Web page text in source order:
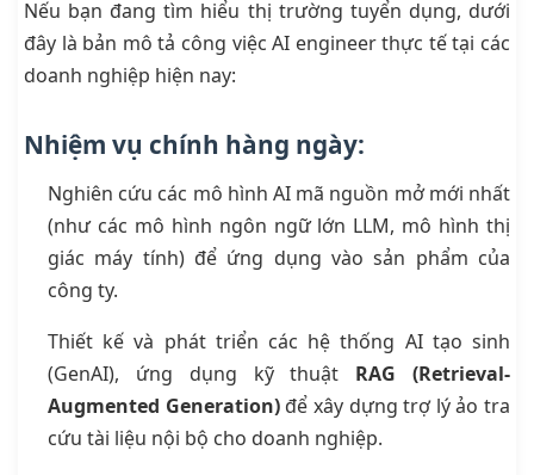
Nếu bạn đang tìm hiểu thị trường tuyển dụng, dưới
đây là bản mô tả công việc AI engineer thực tế tại các
doanh nghiệp hiện nay:
Nhiệm vụ chính hàng ngày:
Nghiên cứu các mô hình AI mã nguồn mở mới nhất
(như các mô hình ngôn ngữ lớn LLM, mô hình thị
giác máy tính) để ứng dụng vào sản phẩm của
công ty.
Thiết kế và phát triển các hệ thống AI tạo sinh
(GenAI), ứng dụng kỹ thuật RAG (Retrieval-
Augmented Generation)để xây dựng trợ lý ảo tra
cứu tài liệu nội bộ cho doanh nghiệp.